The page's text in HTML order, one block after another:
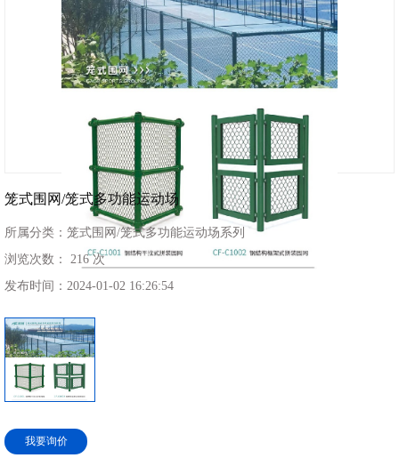
笼式围网/笼式多功能运动场
所属分类： 笼式围网/笼式多功能运动场系列
浏览次数：
216 次
发布时间： 2024-01-02 16:26:54
我要询价